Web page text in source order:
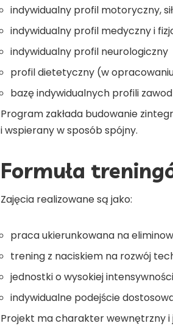
indywidualny profil motoryczny,
indywidualny profil medyczny i
indywidualny profil neurologiczny
profil dietetyczny (w
bazę indywidualnych profili
Program zakłada budowanie
i wspierany w sposób spójny.
Formuła
Zajęcia realizowane są jako:
praca ukierunkowana na
trening z naciskiem na rozwój
jednostki o wysokiej
indywidualne podejście
Projekt ma charakter wewnętrzny i